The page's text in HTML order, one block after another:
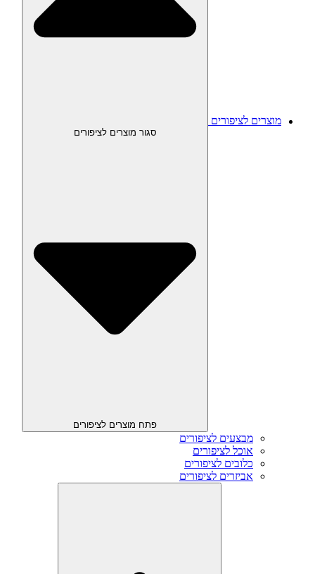
מוצרים לציפורים
סגור מוצרים לציפורים
פתח מוצרים לציפורים
מבצעים לציפורים
אוכל לציפורים
כלובים לציפורים
אביזרים לציפורים